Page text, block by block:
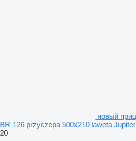
новый
BR-126 przyczepa 500x210 laweta Jupiter
20